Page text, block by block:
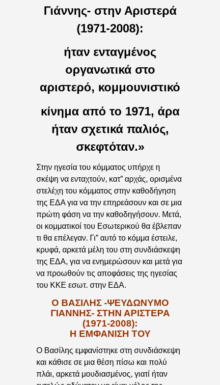
Γιάννης- στην Αριστερά
(1971-2008):
ήταν ενταγμένος
οργανωτικά στο
αριστερό, κομμουνιστικό
κίνημα από το 1971, άρα
ήταν σχετικά παλιός,
σκεφτόταν.»
Στην ηγεσία του κόμματος υπήρχε η
σκέψη να ενταχτούν, κατ” αρχάς, ορισμένα
στελέχη του κόμματος στην καθοδήγηση
της ΕΔΑ για να την επηρεάσουν και σε μια
πρώτη φάση να την καθοδηγήσουν. Μετά,
οι κομματικοί του Εσωτερικού θα έβλεπαν
τι θα επέλεγαν. Γι” αυτό το κόμμα έστειλε,
κρυφά, αρκετά μέλη του στη συνδιάσκεψη
της ΕΔΑ, για να ενημερώσουν και μετά για
να προωθούν τις αποφάσεις της ηγεσίας
του ΚΚΕ εσωτ. στην ΕΔΑ.
Ο ΒΑΣΙΛΗΣ -ΨΕΥΔΩΝΥΜΟ
ΓΙΑΝΝΗΣ- ΣΤΗΝ ΑΡΙΣΤΕΡΑ
(1971-2008):
Η ΕΜΦΑΝΙΣΗ ΤΟΥ
Ο Βασίλης εμφανίστηκε στη συνδιάσκεψη
και κάθισε σε μια θέση πίσω και πολύ
πλάι, αρκετά μουδιασμένος, γιατί ήταν